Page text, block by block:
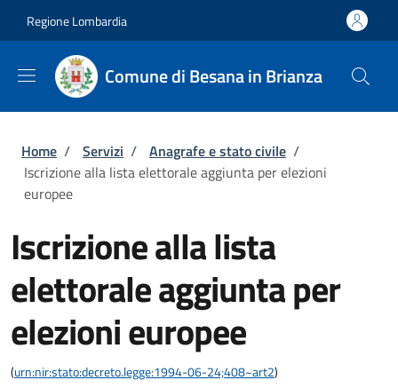
Regione Lombardia
Comune di Besana in Brianza
Briciole di pane
Home / Servizi / Anagrafe e stato civile /
Iscrizione alla lista elettorale aggiunta per elezioni
europee
Iscrizione alla lista
elettorale aggiunta per
elezioni europee
(urn:nir:stato:decreto.legge:1994-06-24;408~art2)